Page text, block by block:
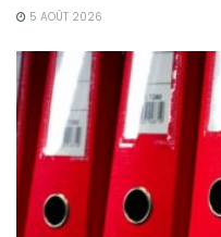
5 AOÛT 2026